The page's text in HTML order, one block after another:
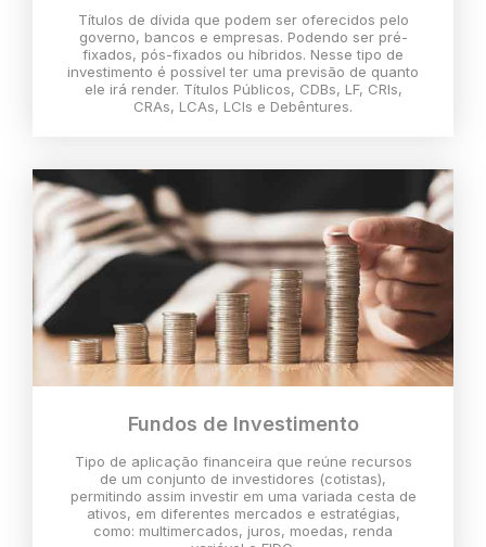
Títulos de dívida que podem ser oferecidos pelo
governo, bancos e empresas. Podendo ser pré-
fixados, pós-fixados ou híbridos. Nesse tipo de
investimento é possível ter uma previsão de quanto
ele irá render. Títulos Públicos, CDBs, LF, CRIs,
CRAs, LCAs, LCIs e Debêntures.
Fundos de Investimento
Tipo de aplicação financeira que reúne recursos
de um conjunto de investidores (cotistas),
permitindo assim investir em uma variada cesta de
ativos, em diferentes mercados e estratégias,
como: multimercados, juros, moedas, renda